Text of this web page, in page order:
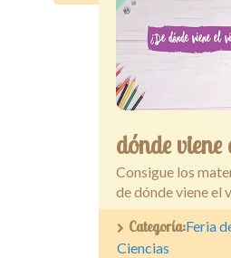
dónde viene
Consigue los
de dónde viene el
Categoría:Feria
Ciencias